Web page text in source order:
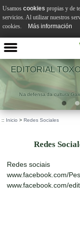
EDITORIAL
Na defensa da cultura
:: Inicio > Redes Sociales
Redes
Redes sociais
www.facebook.com/
www.facebook.com/
Usamos cookies propias y de
servicios. Al utilizar nuestros
cookies.
Más información